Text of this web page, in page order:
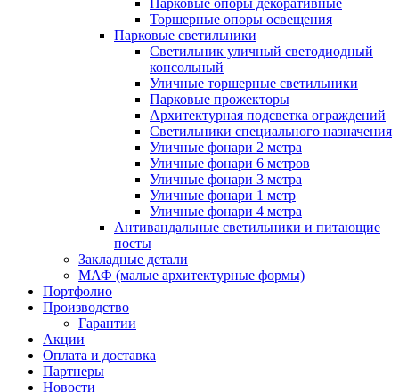
Парковые опоры декоративные
Торшерные опоры освещения
Парковые светильники
Светильник уличный светодиодный
консольный
Уличные торшерные светильники
Парковые прожекторы
Архитектурная подсветка ограждений
Светильники специального назначения
Уличные фонари 2 метра
Уличные фонари 6 метров
Уличные фонари 3 метра
Уличные фонари 1 метр
Уличные фонари 4 метра
Антивандальные светильники и питающие
посты
Закладные детали
МАФ (малые архитектурные формы)
Портфолио
Производство
Гарантии
Акции
Оплата и доставка
Партнеры
Новости